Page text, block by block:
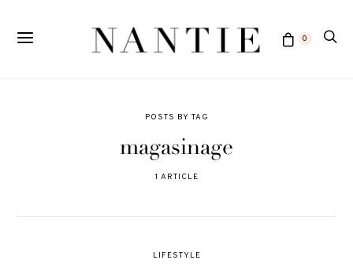
0
POSTS BY TAG
magasinage
1 ARTICLE
LIFESTYLE